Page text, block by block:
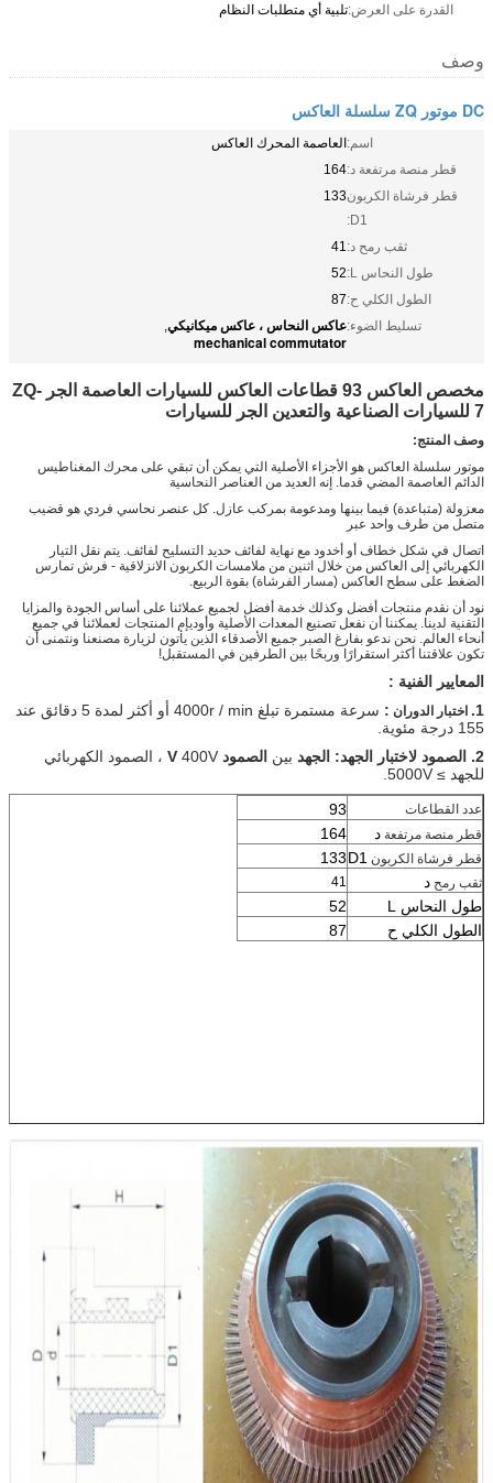
القدرة على العرض:تلبية أي متطلبات النظام
وصف
DC موتور ZQ سلسلة العاكس
اسم:العاصمة المحرك العاكس
قطر منصة مرتفعة د:164
قطر فرشاة الكربون
D1:
133
ثقب رمح د:41
طول النحاس L:
52
الطول الكلي ح:87
تسليط الضوء:عاكس النحاس ، عاكس ميكانيكي,
mechanical commutator
مخصص العاكس 93 قطاعات العاكس للسيارات العاصمة الجر ZQ-
7 للسيارات الصناعية والتعدين الجر للسيارات
وصف المنتج:
موتور سلسلة العاكس هو الأجزاء الأصلية التي يمكن أن تبقي على محرك المغناطيس
الدائم العاصمة المضي قدما. إنه العديد من العناصر النحاسية
معزولة (متباعدة) فيما بينها ومدعومة بمركب عازل. كل عنصر نحاسي فردي هو قضيب
متصل من طرف واحد عبر
اتصال في شكل خطاف أو أخدود مع نهاية لفائف حديد التسليح لفائف. يتم نقل التيار
الكهربائي إلى العاكس من خلال اثنين من ملامسات الكربون الانزلاقية - فرش تمارس
الضغط على سطح العاكس (مسار الفرشاة) بقوة الربيع.
نود أن نقدم منتجات أفضل وكذلك خدمة أفضل لجميع عملائنا على أساس الجودة والمزايا
التقنية لدينا. يمكننا أن نفعل تصنيع المعدات الأصلية وأوديإم المنتجات لعملائنا في جميع
أنحاء العالم. نحن ندعو بفارغ الصبر جميع الأصدقاء الذين يأتون لزيارة مصنعنا ونتمنى أن
تكون علاقتنا أكثر استقرارًا وربحًا بين الطرفين في المستقبل!
المعايير الفنية :
1. اختبار الدوران :
سرعة مستمرة تبلغ 4000r / min أو أكثر لمدة 5 دقائق عند
155 درجة مئوية.
2. الصمود لاختبار الجهد: الجهد
بين الصمود V
400V ، الصمود الكهربائي
للجهد ≥ 5000V.
عدد القطاعات 93
قطر منصة مرتفعة د 164
قطر فرشاة الكربون D1
133
ثقب رمح د 41
طول النحاس L
52
الطول الكلي ح
87